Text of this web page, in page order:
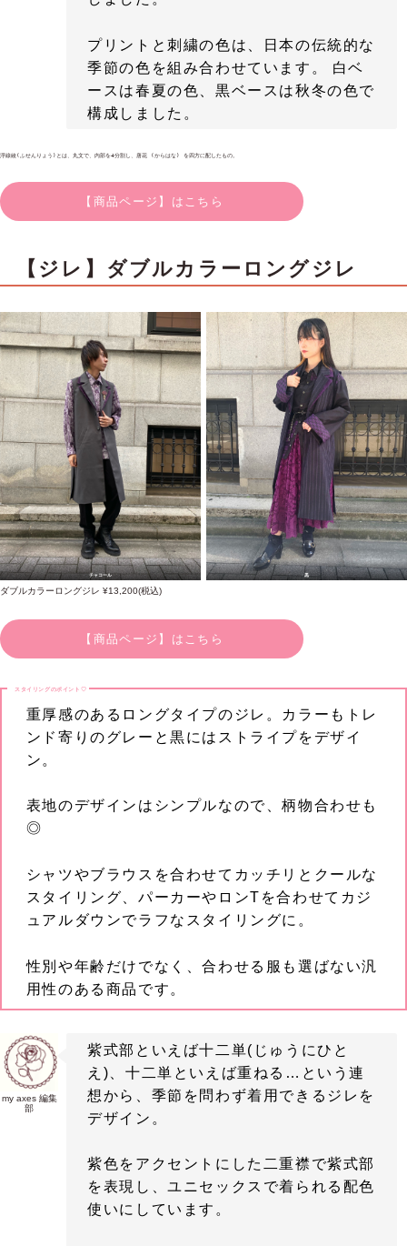
プリントと刺繍の色は、日本の伝統的な
季節の色を組み合わせています。 白ベ
ースは春夏の色、黒ベースは秋冬の色で
構成しました。
浮線綾(ふせんりょう)とは、丸文で、内部を4分割し、唐花 (からはな) を四方に配したもの。
【商品ページ】はこちら
【ジレ】ダブルカラーロングジレ
チャコール 黒
ダブルカラーロングジレ ¥13,200(税込)
【商品ページ】はこちら
スタイリングのポイント♡
重厚感のあるロングタイプのジレ。カラーもトレ
ンド寄りのグレーと黒にはストライプをデザイ
ン。
表地のデザインはシンプルなので、柄物合わせも
◎
シャツやブラウスを合わせてカッチリとクールな
スタイリング、パーカーやロンTを合わせてカジ
ュアルダウンでラフなスタイリングに。
性別や年齢だけでなく、合わせる服も選ばない汎
用性のある商品です。
my axes 編集
部
紫式部といえば十二単(じゅうにひと
え)、十二単といえば重ねる…という連
想から、季節を問わず着用できるジレを
デザイン。
紫色をアクセントにした二重襟で紫式部
を表現し、ユニセックスで着られる配色
使いにしています。